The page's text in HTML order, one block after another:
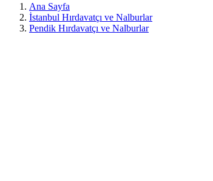
Ana Sayfa
İstanbul Hırdavatçı ve Nalburlar
Pendik Hırdavatçı ve Nalburlar